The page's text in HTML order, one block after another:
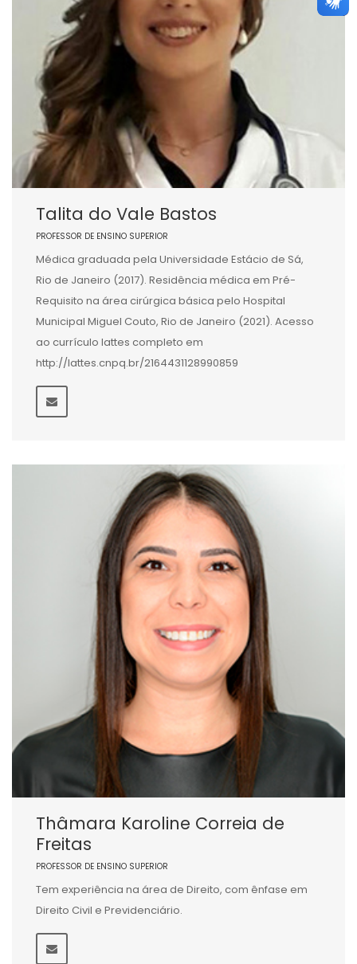
Talita do Vale Bastos
PROFESSOR DE ENSINO SUPERIOR
Médica graduada pela Universidade Estácio de Sá,
Rio de Janeiro (2017). Residência médica em Pré-
Requisito na área cirúrgica básica pelo Hospital
Municipal Miguel Couto, Rio de Janeiro (2021). Acesso
ao currículo lattes completo em
http://lattes.cnpq.br/2164431128990859
Thâmara Karoline Correia de
Freitas
PROFESSOR DE ENSINO SUPERIOR
Tem experiência na área de Direito, com ênfase em
Direito Civil e Previdenciário.